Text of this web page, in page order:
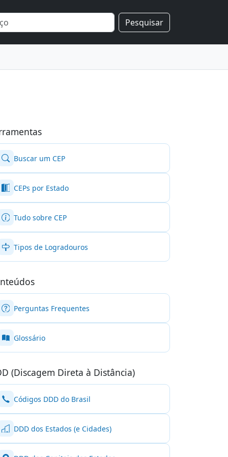
Pesquisar
Buscar um CEP
CEPs por Estado
Tudo sobre CEP
Tipos de Logradouros
Perguntas Frequentes
Glossário
(Discagem Direta à Distância)
Códigos DDD do Brasil
DDD dos Estados (e Cidades)